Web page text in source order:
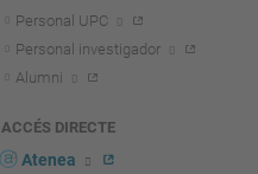
Personal UPC
Personal investigador
Alumni
ACCÉS DIRECTE
Atenea